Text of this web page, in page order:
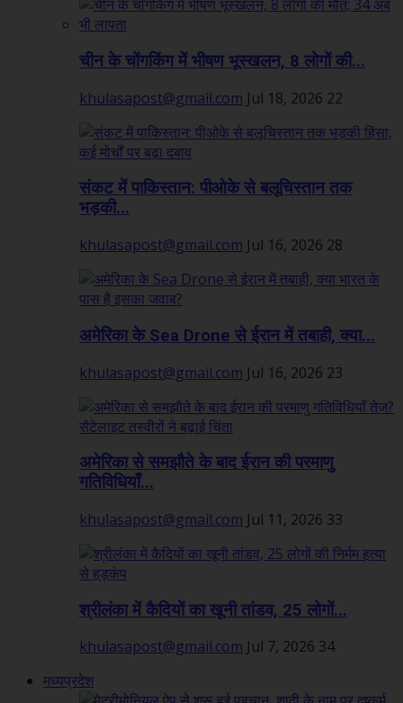
चीन के चोंगकिंग में भीषण भूस्खलन, 8 लोगों की...
khulasapost@gmail.com Jul 18, 2026 22
संकट में पाकिस्तान: पीओके से बलूचिस्तान तक
भड़की...
khulasapost@gmail.com Jul 16, 2026 28
अमेरिका के Sea Drone से ईरान में तबाही, क्या...
khulasapost@gmail.com Jul 16, 2026 23
अमेरिका से समझौते के बाद ईरान की परमाणु
गतिविधियाँ...
khulasapost@gmail.com Jul 11, 2026 33
श्रीलंका में कैदियों का खूनी तांडव, 25 लोगों...
khulasapost@gmail.com Jul 7, 2026 34
मध्यप्रदेश